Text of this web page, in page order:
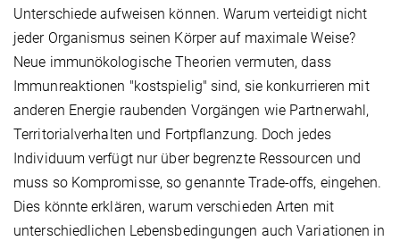
Unterschiede aufweisen können. Warum verteidigt nicht
jeder Organismus seinen Körper auf maximale Weise?
Neue immunökologische Theorien vermuten, dass
Immunreaktionen "kostspielig" sind, sie konkurrieren mit
anderen Energie raubenden Vorgängen wie Partnerwahl,
Territorialverhalten und Fortpflanzung. Doch jedes
Individuum verfügt nur über begrenzte Ressourcen und
muss so Kompromisse, so genannte Trade-offs, eingehen.
Dies könnte erklären, warum verschieden Arten mit
unterschiedlichen Lebensbedingungen auch Variationen in